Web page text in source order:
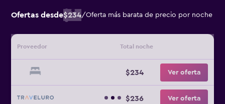
Ofertas desde$234/Oferta más barata de precio por noche
Proveedor Total noche
$234 Ver oferta
$236 Ver oferta